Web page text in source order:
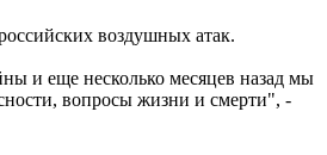
воздушных атак.
и еще несколько месяцев назад мы
вопросы жизни и смерти", -